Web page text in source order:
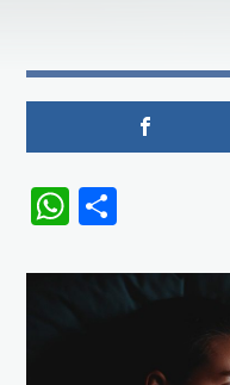
WhatsApp